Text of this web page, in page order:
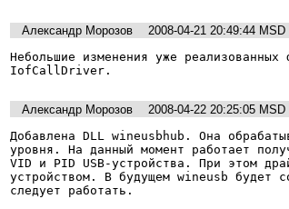
Александр Морозов
2008-04-21 20:49:44 MSD
Небольшие изменения уже
IofCallDriver.
Александр Морозов
2008-04-22 20:25:05 MSD
Добавлена DLL wineusbhub. Она
уровня. На данный момент работает
VID и PID USB-устройства. При этом
устройством. В будущем wineusb будет
следует работать.